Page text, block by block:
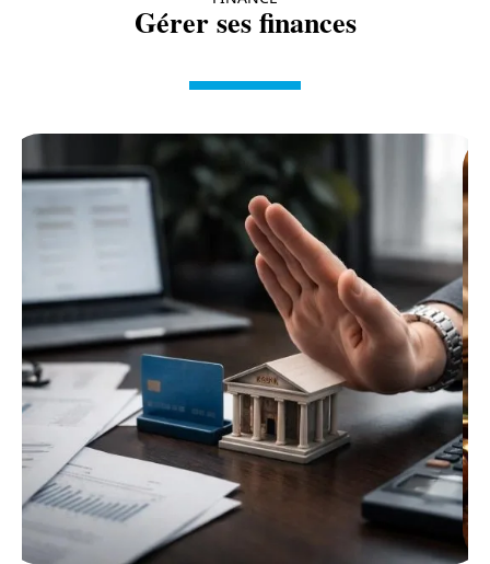
Gérer ses finances